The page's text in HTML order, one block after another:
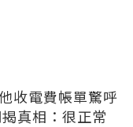
收電費帳單驚呼
揭真相：很正常